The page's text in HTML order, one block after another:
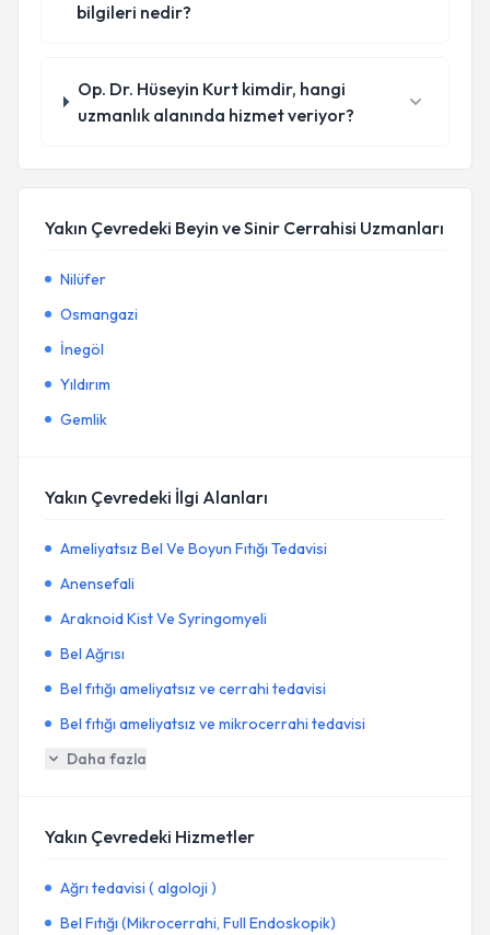
bilgileri nedir?
Op. Dr. Hüseyin Kurt kimdir, hangi
uzmanlık alanında hizmet veriyor?
Yakın Çevredeki Beyin ve Sinir Cerrahisi Uzmanları
Nilüfer
Osmangazi
İnegöl
Yıldırım
Gemlik
Yakın Çevredeki İlgi Alanları
Ameliyatsız Bel Ve Boyun Fıtığı Tedavisi
Anensefali
Araknoid Kist Ve Syringomyeli
Bel Ağrısı
Bel fıtığı ameliyatsız ve cerrahi tedavisi
Bel fıtığı ameliyatsız ve mikrocerrahi tedavisi
Daha fazla
Yakın Çevredeki Hizmetler
Ağrı tedavisi ( algoloji )
Bel Fıtığı (Mikrocerrahi, Full Endoskopik)